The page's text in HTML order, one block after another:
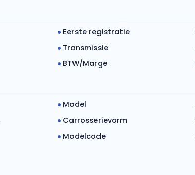
Eerste registratie
Transmissie
BTW/Marge
Model
Carrosserievorm
Modelcode